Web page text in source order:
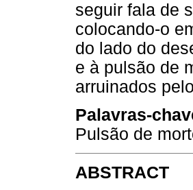
seguir fala de
colocando-o
do lado do
e à pulsão de
arruinados
Palavras-
Pulsão de
ABSTRACT